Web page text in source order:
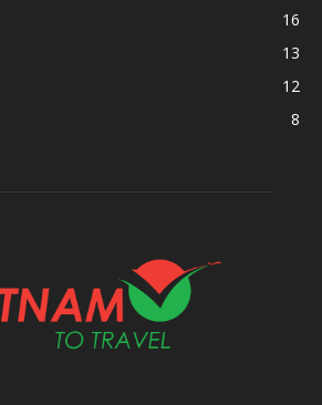
16
13
12
8